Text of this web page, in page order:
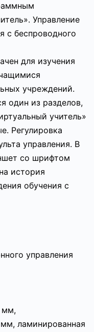
Управление
с беспроводного
для изучения
учреждений.
один из разделов,
учитель»
Регулировка
управления. В
со шрифтом
история
обучения с
управления
мм,
ламинированная